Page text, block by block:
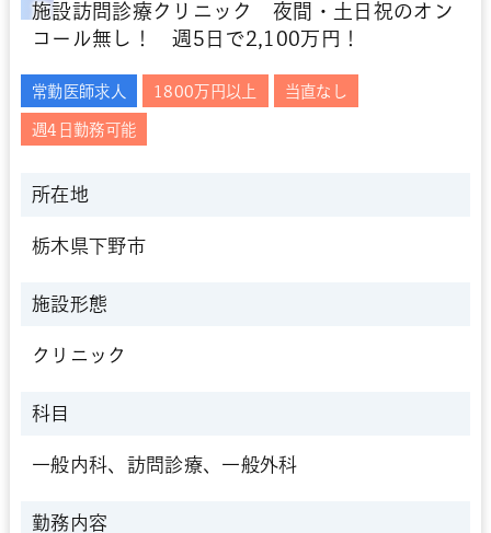
施設訪問診療クリニック 夜間・土日祝のオン
コール無し！ 週5日で2,100万円！
常勤医師求人 1800万円以上 当直なし
週4日勤務可能
所在地
栃木県下野市
施設形態
クリニック
科目
一般内科、訪問診療、一般外科
勤務内容